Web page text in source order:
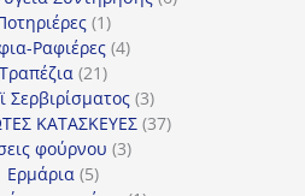
11
προϊόν
Ραφιέρες 44
Τραπέζια 2121
προϊόντα
Σερβιρίσματος 33
προϊόντα
ΚΑΤΑΣΚΕΥΕΣ 3737
φούρνου 33
Ερμάρια 55